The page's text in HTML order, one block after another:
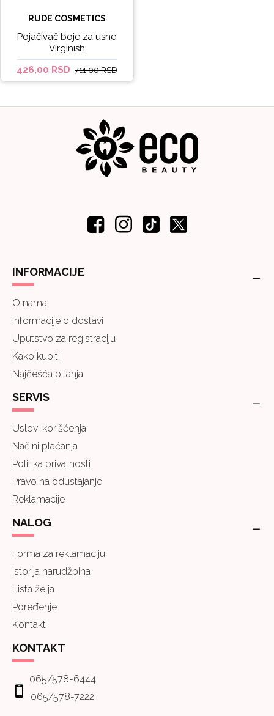
RUDE COSMETICS
Pojačivač boje za usne
Virginish
426,00 RSD 711,00 RSD
INFORMACIJE
O nama
Informacije o dostavi
Uputstvo za registraciju
Kako kupiti
Najčešća pitanja
SERVIS
Uslovi korišćenja
Načini plaćanja
Politika privatnosti
Pravo na odustajanje
Reklamacije
NALOG
Forma za reklamaciju
Istorija narudžbina
Lista želja
Poređenje
Kontakt
KONTAKT
065/578-6444
065/578-7222